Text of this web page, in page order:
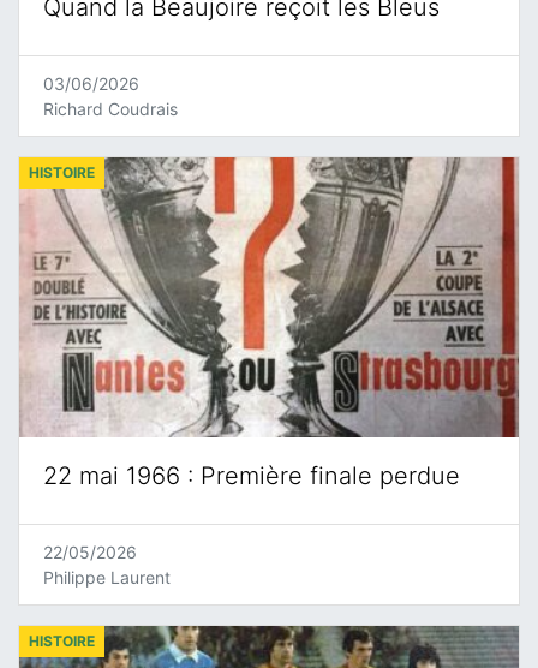
Quand la Beaujoire reçoit les Bleus
03/06/2026
Richard Coudrais
22 mai 1966 : Première finale perdue
HISTOIRE
22/05/2026
Philippe Laurent
HISTOIRE